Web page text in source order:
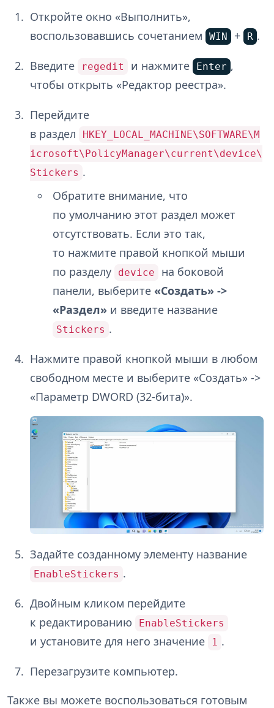
Откройте окно «Выполнить»,
воспользовавшись сочетанием
WIN + R .
Введите regedit и нажмите Enter ,
чтобы открыть «Редактор реестра».
Перейдите
в раздел
HKEY_LOCAL_MACHINE\SOFTWARE\M
icrosoft\PolicyManager\current\device\
Stickers .
Обратите внимание, что
по умолчанию этот раздел может
отсутствовать. Если это так,
то нажмите правой кнопкой мыши
по разделу
device
на боковой
панели, выберите «Создать» ->
«Раздел»и введите название
Stickers .
Нажмите правой кнопкой мыши в любом
свободном месте и выберите «Создать» ->
«Параметр DWORD (32-бита)».
Задайте созданному элементу название
EnableStickers .
Двойным кликом перейдите
к редактированию
EnableStickers
и установите для него значение 1 .
Перезагрузите компьютер.
Также вы можете воспользоваться готовым